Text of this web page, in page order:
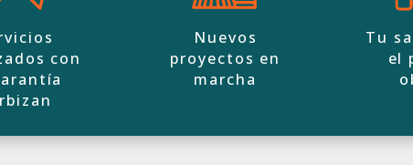
con
Nuevos
proyectos en
marcha
Tu
el